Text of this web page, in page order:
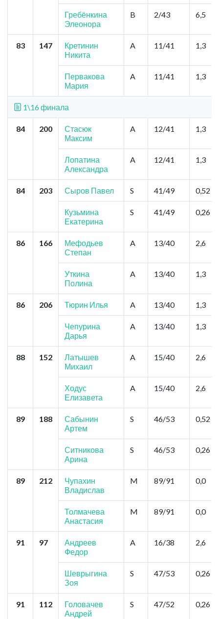
Гребёнкина
Элеонора
B 2/43 6,5
83 147
Кретинин
Никита
A 11/41 1,3
Первакова
Мария
A 11/41 1,3
1\16 финала
84 200
Стасюк
Максим
A 12/41 1,3
Лопатина
Александра
A 12/41 1,3
84 203 Сыров Павел S 41/49 0,52
Кузьмина
Екатерина
S 41/49 0,26
86 166
Мефодьев
Степан
A 13/40 2,6
Уткина
Полина
A 13/40 1,3
86 206 Тюрин Илья A 13/40 1,3
Чепурина
Дарья
A 13/40 1,3
88 152
Латышев
Михаил
A 15/40 2,6
Ходус
Елизавета
A 15/40 2,6
89 188
Сабынин
Артем
S 46/53 0,52
Ситникова
Арина
S 46/53 0,26
89 212
Чупахин
Владислав
M 89/91 0,0
Толмачева
Анастасия
M 89/91 0,0
91 97
Андреев
Федор
A 16/38 2,6
Шеврыгина
Зоя
S 47/53 0,26
91 112
Головачев
Андрей
S 47/52 0,26